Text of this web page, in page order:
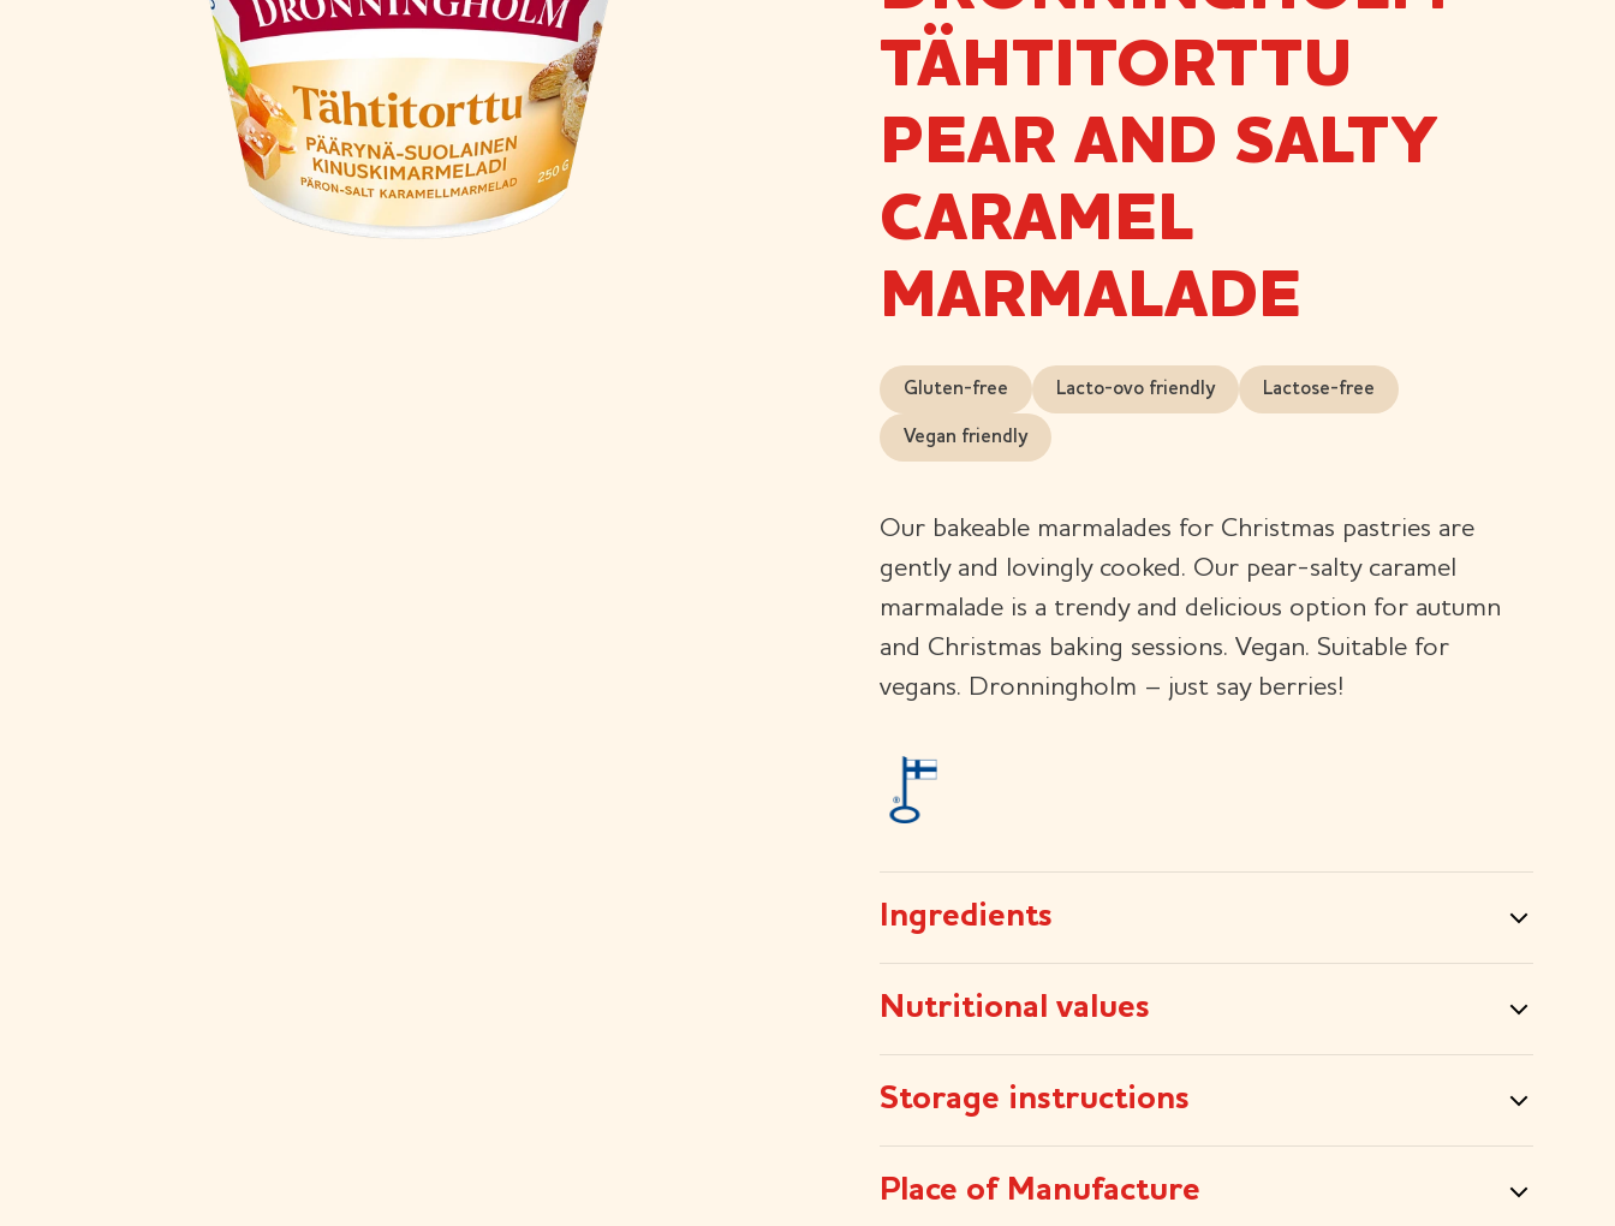
TÄHTITORTTU
PEAR AND SALTY
CARAMEL
MARMALADE
Gluten-free Lacto-ovo friendly Lactose-free
Vegan friendly
Our bakeable marmalades for Christmas pastries are
gently and lovingly cooked. Our pear-salty caramel
marmalade is a trendy and delicious option for autumn
and Christmas baking sessions. Vegan. Suitable for
vegans. Dronningholm – just say berries!
Ingredients
Nutritional values
Storage instructions
Place of Manufacture